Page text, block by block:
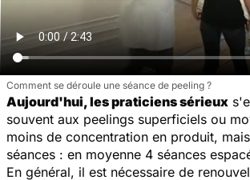
Comment se déroule une séance de peeling ?
Aujourd'hui, les praticiens sérieux
souvent aux peelings superficiels ou
moins de concentration en produit,
séances : en moyenne 4 séances
En général, il est nécessaire de